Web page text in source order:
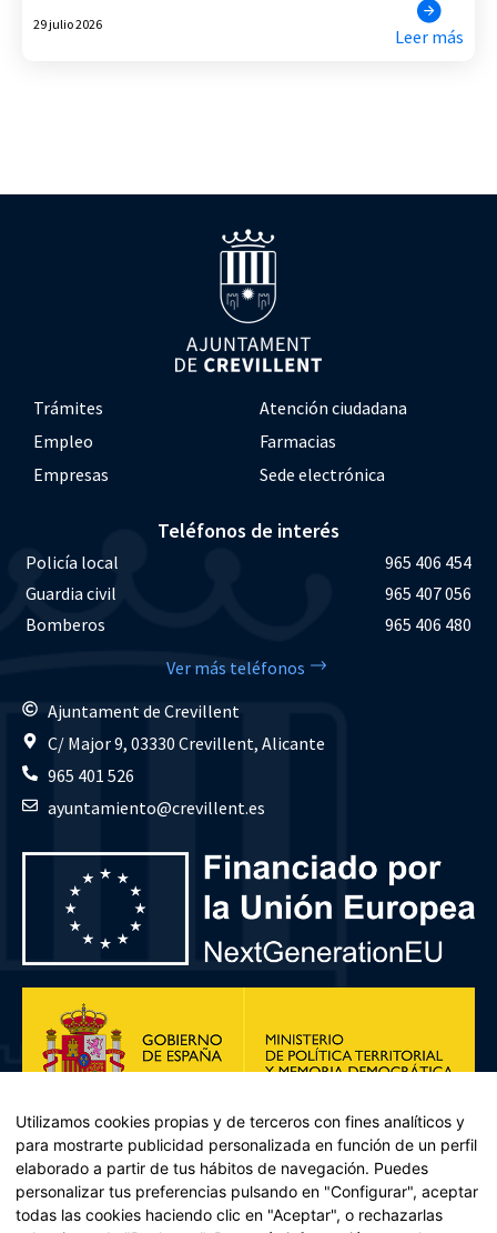
29 julio 2026
Leer más
Trámites
Atención ciudadana
Empleo
Farmacias
Empresas
Sede electrónica
Teléfonos de interés
Policía local
965 406 454
Guardia civil
965 407 056
Bomberos
965 406 480
Ver más teléfonos
Ajuntament de Crevillent
C/ Major 9, 03330 Crevillent, Alicante
965 401 526
ayuntamiento@crevillent.es
Utilizamos cookies propias y de terceros con fines analíticos y
para mostrarte publicidad personalizada en función de un perfil
elaborado a partir de tus hábitos de navegación. Puedes
personalizar tus preferencias pulsando en "Configurar", aceptar
todas las cookies haciendo clic en "Aceptar", o rechazarlas